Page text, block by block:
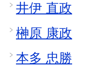
井伊 直政
榊原 康政
本多 忠勝